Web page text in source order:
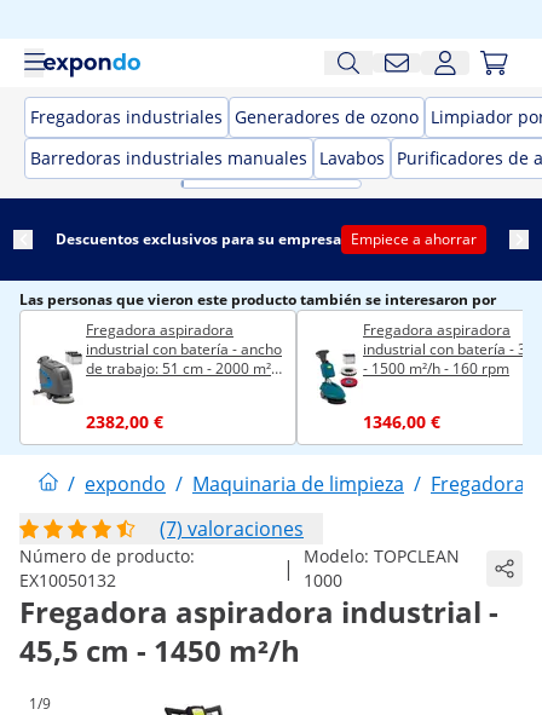
Fregadoras industriales Generadores de ozono Limpiador
Barredoras industriales manuales
Lavabos Purificadores de
Descuentos exclusivos para su empresa Empiece a ahorrar
Las personas que vieron este producto también se interesaron por
Fregadora aspiradora
industrial con batería - ancho
de trabajo: 51 cm - 2000 m²/h
2382,00 €
Fregadora aspiradora
industrial con batería - 35
- 1500 m²/h - 160 rpm
1346,00 €
/ expondo / Maquinaria de limpieza /
(7) valoraciones
Número de producto:
EX10050132
| Modelo: TOPCLEAN
1000
Fregadora aspiradora industrial -
45,5 cm - 1450 m²/h
1/9